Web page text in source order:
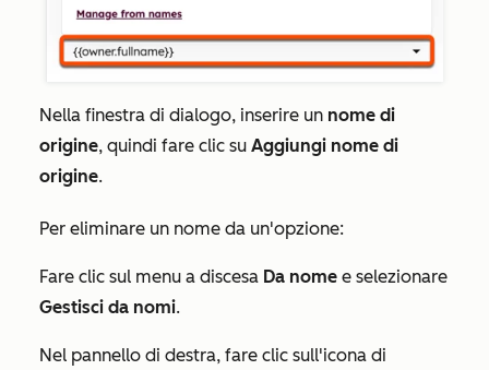
Nella finestra di dialogo, inserire un nome di
origine, quindi fare clic su Aggiungi nome di
origine.
Per eliminare un nome da un'opzione:
Fare clic sul menu a discesa Da nome e selezionare
Gestisci da nomi.
Nel pannello di destra, fare clic sull'icona di